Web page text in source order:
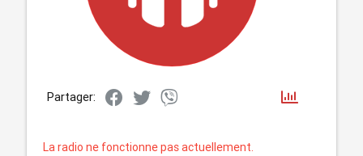
Partager:
La radio ne fonctionne pas actuellement.